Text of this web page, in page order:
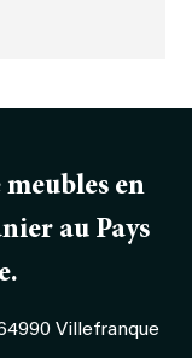
en
au Pays
Villefranque